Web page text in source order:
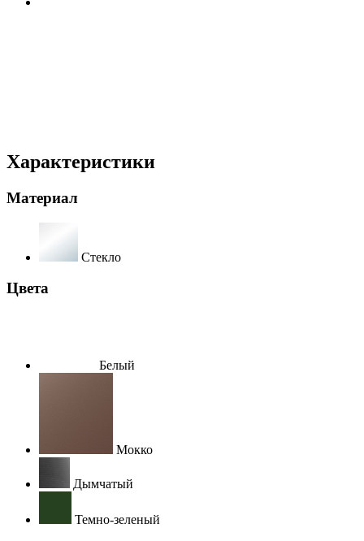
Характеристики
Материал
Стекло
Цвета
Белый
Мокко
Дымчатый
Темно-зеленый